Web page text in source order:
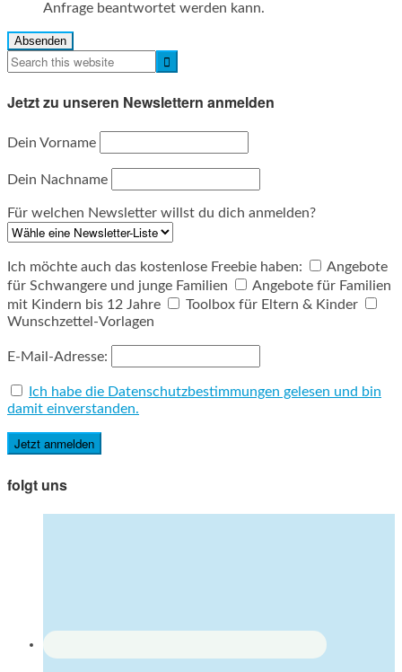
Anfrage beantwortet werden kann.
Absenden
Jetzt zu unseren Newslettern anmelden
Dein Vorname
Dein Nachname
Für welchen Newsletter willst du dich anmelden?
Ich möchte auch das kostenlose Freebie haben:
Angebote
für Schwangere und junge Familien
Angebote für Familien
mit Kindern bis 12 Jahre
Toolbox für Eltern & Kinder
Wunschzettel-Vorlagen
E-Mail-Adresse:
Ich habe die Datenschutzbestimmungen gelesen und bin
damit einverstanden.
folgt uns